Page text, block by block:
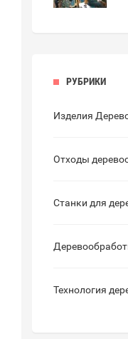
РУБРИКИ
Изделия
Отходы
Станки для
Технология